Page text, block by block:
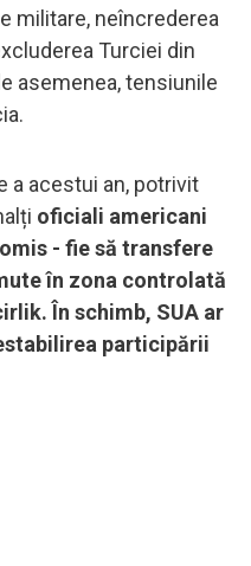
militare, neîncrederea
Turciei din
asemenea, tensiunile
a acestui an, potrivit
oficiali americani
- fie să transfere
în zona controlată
În schimb, SUA ar
participării